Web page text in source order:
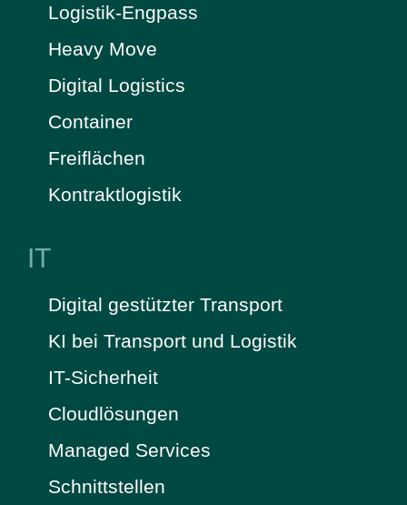
Logistik-Engpass
Heavy Move
Digital Logistics
Container
Freiflächen
Kontraktlogistik
IT
Digital gestützter Transport
KI bei Transport und Logistik
IT-Sicherheit
Cloudlösungen
Managed Services
Schnittstellen